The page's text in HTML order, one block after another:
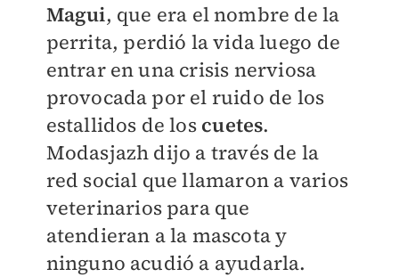
Magui, que era el nombre de la
perrita, perdió la vida luego de
entrar en una crisis nerviosa
provocada por el ruido de los
estallidos de los cuetes.
Modasjazh dijo a través de la
red social que llamaron a varios
veterinarios para que
atendieran a la mascota y
ninguno acudió a ayudarla.